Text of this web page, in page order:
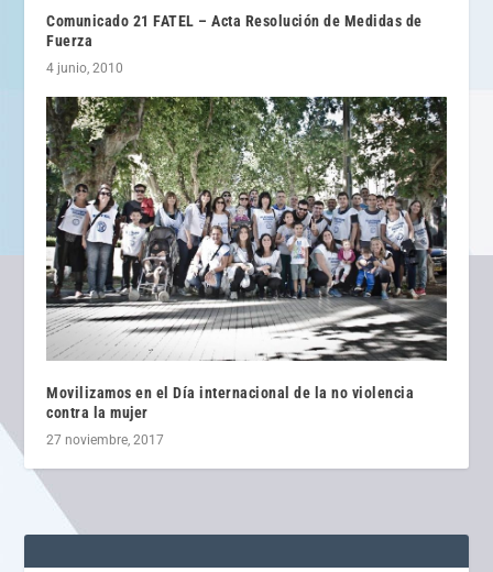
Comunicado 21 FATEL – Acta Resolución de Medidas de
Fuerza
4 junio, 2010
Movilizamos en el Día internacional de la no violencia
contra la mujer
27 noviembre, 2017